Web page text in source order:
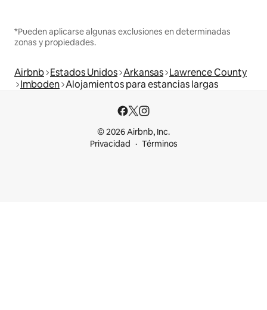
*Pueden aplicarse algunas exclusiones en determinadas
zonas y propiedades.
Airbnb Estados Unidos Arkansas Lawrence County
Imboden Alojamientos para estancias largas
© 2026 Airbnb, Inc.
Privacidad
Términos